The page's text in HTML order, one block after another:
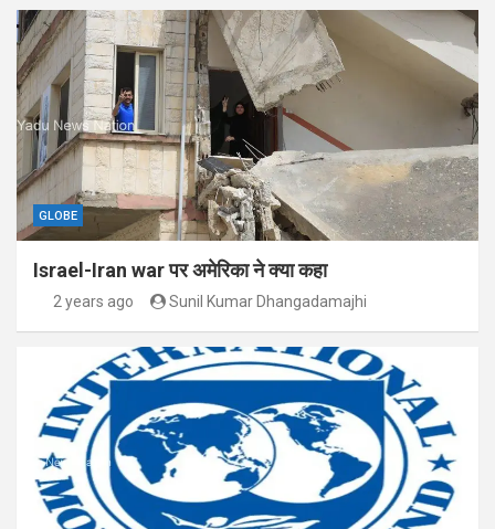
GLOBE
Israel-Iran war पर अमेरिका ने क्या कहा
2 years ago Sunil Kumar Dhangadamajhi